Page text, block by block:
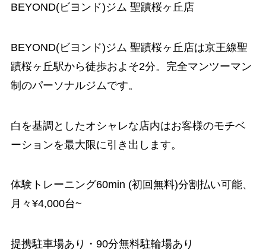
BEYOND(ビヨンド)ジム 聖蹟桜ヶ丘店
BEYOND(ビヨンド)ジム 聖蹟桜ヶ丘店は京王線聖
蹟桜ヶ丘駅から徒歩およそ2分。完全マンツーマン
制のパーソナルジムです。
白を基調としたオシャレな店内はお客様のモチベ
ーションを最大限に引き出します。
体験トレーニング60min (初回無料)分割払い可能、
月々¥4,000台~
提携駐車場あり・90分無料駐輪場あり